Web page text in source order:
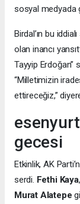
sosyal medyada
Birdal’ın bu
olan inancı
Tayyip Erdoğan”
“Milletimizin
ettireceğiz,”
gecesi
Etkinlik, AK
serdi. Fethi Kaya
Murat Alatepe